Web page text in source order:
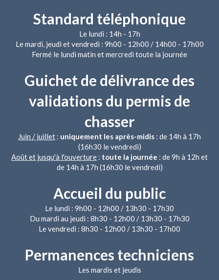
Standard téléphonique
Le lundi : 14h - 17h
Le mardi, jeudi et vendredi : 9h00 - 12h00 / 14h00 - 17h00
Fermé le lundi matin et mercredi toute la journée
Guichet de délivrance des
validations du permis de
chasser
Juin / juillet : uniquement les après-midis : de 14h à 17h
(16h30 le vendredi)
Août et jusqu'à l'ouverture : toute la journée : de 9h à 12h et
de 14h à 17h (16h30 le vendredi)
Accueil du public
Le lundi : 9h00 - 12h00 / 13h30 - 17h30
Du mardi au jeudi : 8h30 - 12h00 / 13h30 - 17h30
Le vendredi : 8h30 - 12h00 / 13h30 - 17h00
Permanences techniciens
Les mardis et jeudis